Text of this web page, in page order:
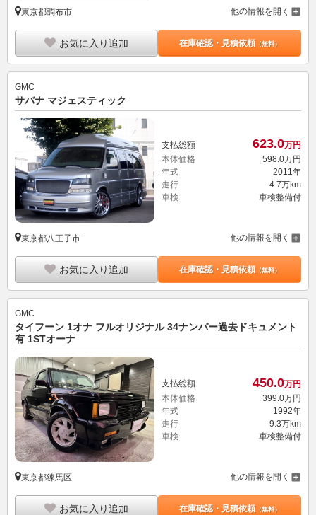
東京都調布市 他の情報を開く
お気に入り追加 在庫確認・見積依頼（無料）
GMC
サバナ マジェスティック
支払総額 623.0万円
本体価格
598.0万円
年式
2011年
走行
4.7万km
車検
車検整備付
東京都八王子市 他の情報を開く
お気に入り追加 在庫確認・見積依頼（無料）
GMC
タイフーン 1オナ フルオリジナル 34ナンバー過去ドキュメント
有 1STオーナ
支払総額 450.0万円
本体価格
399. 0万円
年式
1992年
走行
9.3万km
車検
車検整備付
東京都練馬区 他の情報を開く
お気に入り追加 在庫確認・見積依頼（無料）